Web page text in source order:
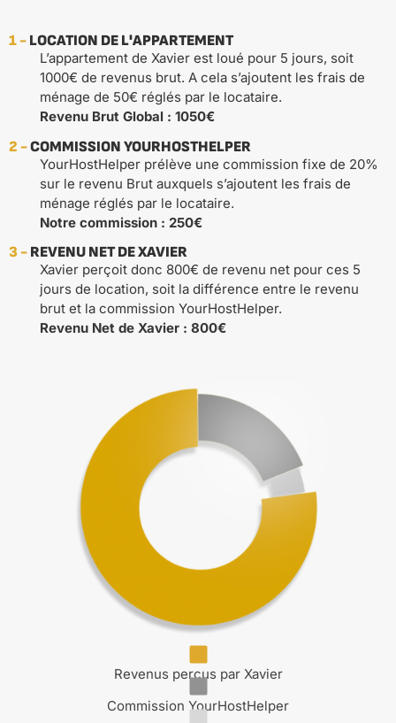
1 - LOCATION DE L'APPARTEMENT
L’appartement de Xavier est loué pour 5 jours, soit
1000€ de revenus brut. A cela s’ajoutent les frais de
ménage de 50€ réglés par le locataire.
Revenu Brut Global : 1050€
2 -COMMISSION YOURHOSTHELPER
YourHostHelper prélève une commission fixe de 20%
sur le revenu Brut auxquels s’ajoutent les frais de
ménage réglés par le locataire.
Notre commission : 250€
3 - REVENU NET DE XAVIER
Xavier perçoit donc 800€ de revenu net pour ces 5
jours de location, soit la différence entre le revenu
brut et la commission YourHostHelper.
Revenu Net de Xavier : 800€
Revenus perçus par Xavier
Commission YourHostHelper